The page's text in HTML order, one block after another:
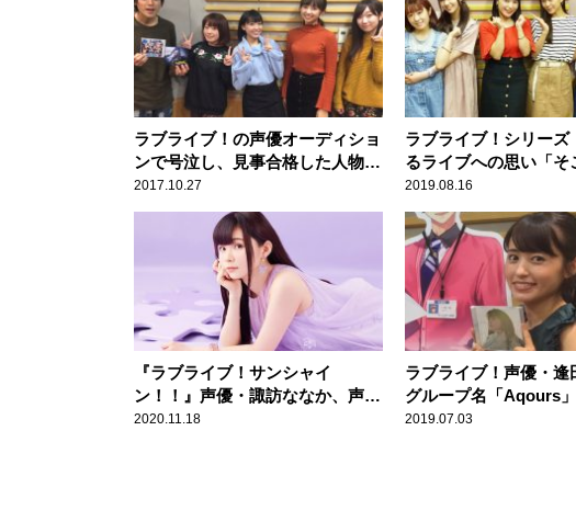
ラブライブ！の声優オーディショ
ンで号泣し、見事合格した人物と
は？
2017.10.27
ラブライブ！シリー
るライブへの思い「そ
ストーリーがある」
2019.08.16
『ラブライブ！サンシャイ
ン！！』声優・諏訪ななか、声優
を目指したのは大好きなアニメが
2020.11.18
ラブライブ！声優・逢
グループ名「Aqours
で初めて知った？
2019.07.03